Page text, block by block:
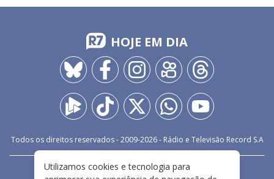
HOJE EM DIA
Todos os direitos reservados - 2009-2026- Rádio e Televisão Record S.A
FALE CONOSCO PRIVACIDADE
Utilizamos cookies e tecnologia para